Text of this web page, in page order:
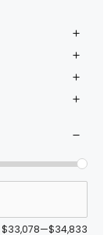
$33,078—$34,833